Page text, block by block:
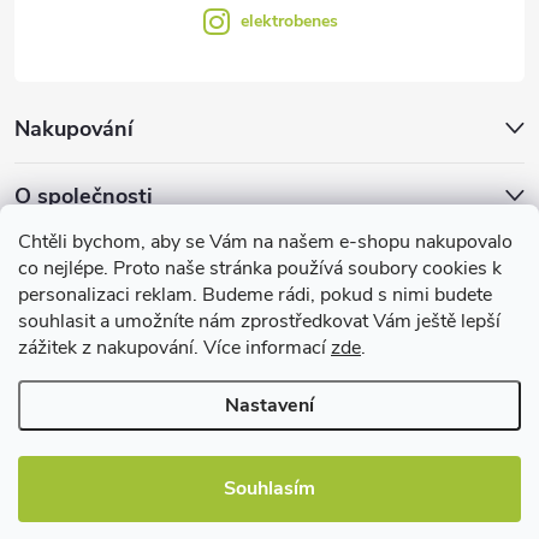
Chtěli bychom, aby se Vám na našem e-shopu nakupovalo
co nejlépe. Proto naše stránka používá soubory cookies k
personalizaci reklam. Budeme rádi, pokud s nimi budete
souhlasit a umožníte nám zprostředkovat Vám ještě lepší
zážitek z nakupování. Více informacízde.
Nastavení
Souhlasím
Nakupování
O společnosti
Facebook
elektrobenes
Užitečné informace